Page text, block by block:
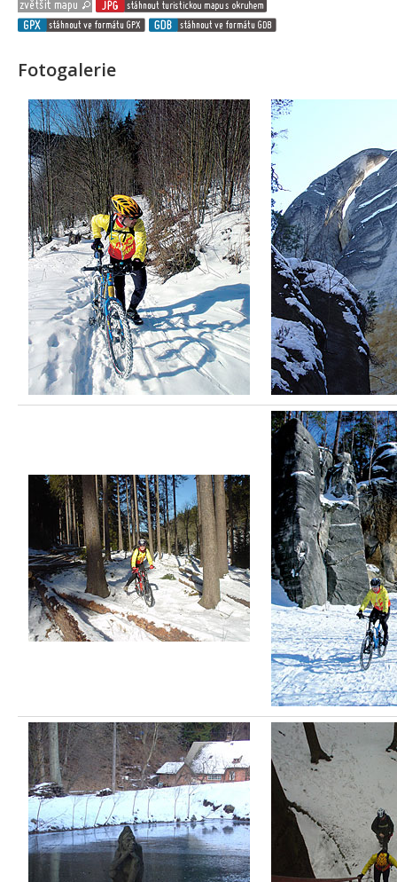
Fotogalerie